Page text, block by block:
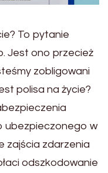
To pytanie
Jest ono przecież
zobligowani
polisa na życie?
ubezpieczonego w
zajścia zdarzenia
odszkodowanie